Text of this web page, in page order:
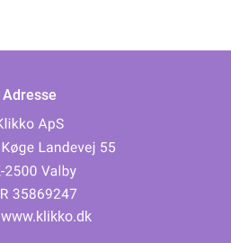
Adresse
www.klikko.dk